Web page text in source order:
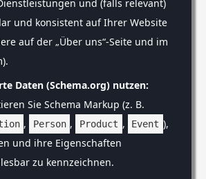
und (falls relevant)
und konsistent auf Ihrer Website
auf der „Über uns“-Seite und im
Daten (Schema.org) nutzen:
Sie Schema Markup (z. B.
, Person , Product , Event ),
und ihre Eigenschaften
zu kennzeichnen.